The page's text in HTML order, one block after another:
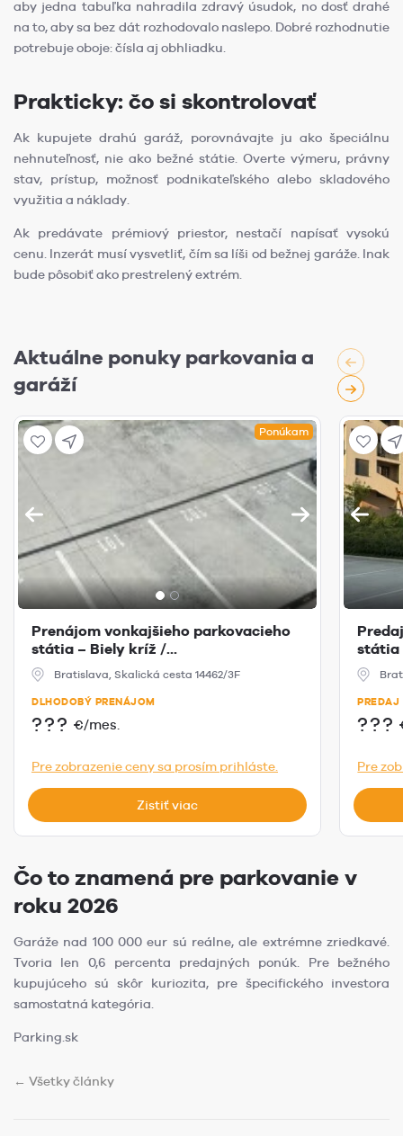
aby jedna tabuľka nahradila zdravý úsudok, no dosť drahé
na to, aby sa bez dát rozhodovalo naslepo. Dobré rozhodnutie
potrebuje oboje: čísla aj obhliadku.
Prakticky: čo si skontrolovať
Ak kupujete drahú garáž, porovnávajte ju ako špeciálnu
nehnuteľnosť, nie ako bežné státie. Overte výmeru, právny
stav, prístup, možnosť podnikateľského alebo skladového
využitia a náklady.
Ak predávate prémiový priestor, nestačí napísať vysokú
cenu. Inzerát musí vysvetliť, čím sa líši od bežnej garáže. Inak
bude pôsobiť ako prestrelený extrém.
Aktuálne ponuky parkovania a
garáží
Ponúkam
Prenájom vonkajšieho parkovacieho
státia – Biely kríž /...
Bratislava, Skalická cesta 14462/3F
DLHODOBÝ PRENÁJOM
??? €/mes.
Pre zobrazenie ceny sa prosím prihláste.
Zistiť viac
státia
PREDAJ
???
Pre
Čo to znamená pre parkovanie v
roku 2026
Garáže nad 100 000 eur sú reálne, ale extrémne zriedkavé.
Tvoria len 0,6 percenta predajných ponúk. Pre bežného
kupujúceho sú skôr kuriozita, pre špecifického investora
samostatná kategória.
Parking.sk
← Všetky články